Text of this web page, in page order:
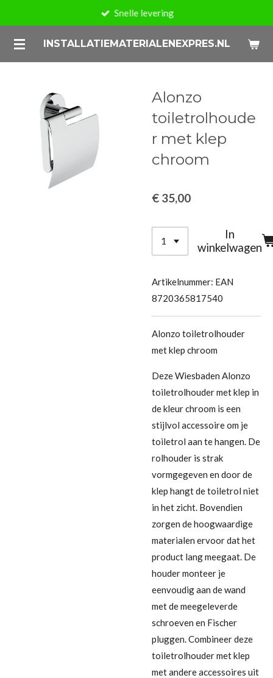
naar
de
INSTALLATIEMATERIALENEXPRES.NL
Snelle levering
Alonzo
toiletrolhoude
r met klep
chroom
€ 35,00
In
winkelwagen
Artikelnummer: EAN
8720365817540
Alonzo toiletrolhouder
met klep chroom
Deze Wiesbaden Alonzo
toiletrolhouder met klep in
de kleur chroom is een
stijlvol accessoire om je
toiletrol aan te hangen. De
rolhouder is strak
vormgegeven en door de
klep hangt de toiletrol niet
in het zicht. Bovendien
zorgen de hoogwaardige
materialen ervoor dat het
product lang meegaat. De
houder monteer je
eenvoudig aan de wand
met de meegeleverde
schroeven en Fischer
pluggen. Combineer deze
toiletrolhouder met klep
met andere accessoires uit